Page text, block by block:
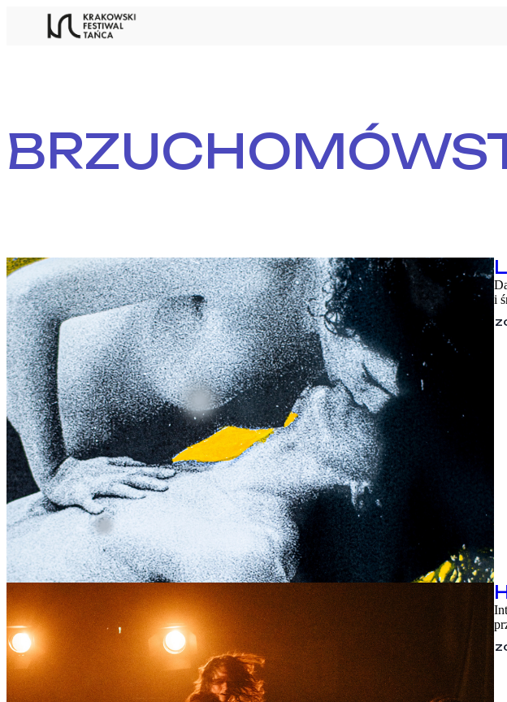
organizator:
i